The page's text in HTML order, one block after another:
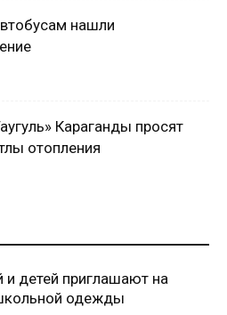
нашли
Караганды просят
отопления
и детей приглашают на
одежды